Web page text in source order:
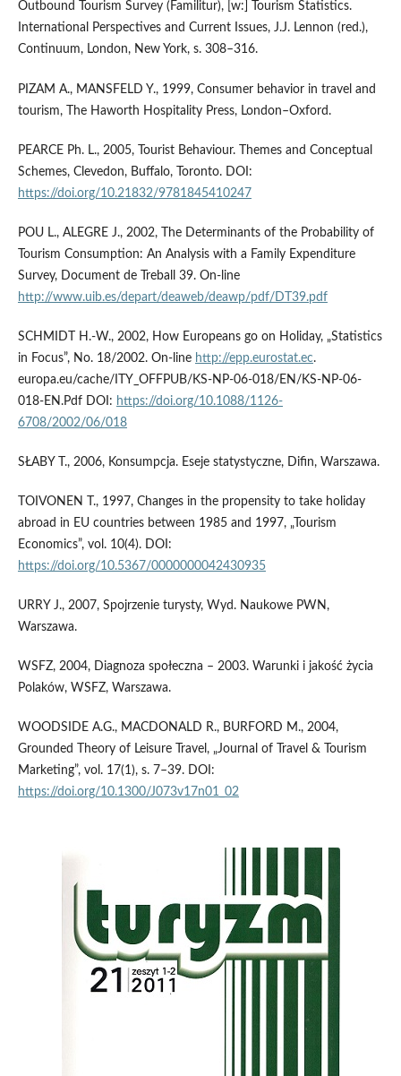
Outbound Tourism Survey (Familitur), [w:] Tourism Statistics.
International Perspectives and Current Issues, J.J. Lennon (red.),
Continuum, London, New York, s. 308–316.
PIZAM A., MANSFELD Y., 1999, Consumer behavior in travel and
tourism, The Haworth Hospitality Press, London–Oxford.
PEARCE Ph. L., 2005, Tourist Behaviour. Themes and Conceptual
Schemes, Clevedon, Buffalo, Toronto. DOI:
https://doi.org/10.21832/9781845410247
POU L., ALEGRE J., 2002, The Determinants of the Probability of
Tourism Consumption: An Analysis with a Family Expenditure
Survey, Document de Treball 39. On-line
http://www.uib.es/depart/deaweb/deawp/pdf/DT39.pdf
SCHMIDT H.-W., 2002, How Europeans go on Holiday, „Statistics
in Focus”, No. 18/2002. On-line http://epp.eurostat.ec.
europa.eu/cache/ITY_OFFPUB/KS-NP-06-018/EN/KS-NP-06-
018-EN.Pdf DOI: https://doi.org/10.1088/1126-
6708/2002/06/018
SŁABY T., 2006, Konsumpcja. Eseje statystyczne, Difin, Warszawa.
TOIVONEN T., 1997, Changes in the propensity to take holiday
abroad in EU countries between 1985 and 1997, „Tourism
Economics”, vol. 10(4). DOI:
https://doi.org/10.5367/0000000042430935
URRY J., 2007, Spojrzenie turysty, Wyd. Naukowe PWN,
Warszawa.
WSFZ, 2004, Diagnoza społeczna – 2003. Warunki i jakość życia
Polaków, WSFZ, Warszawa.
WOODSIDE A.G., MACDONALD R., BURFORD M., 2004,
Grounded Theory of Leisure Travel, „Journal of Travel & Tourism
Marketing”, vol. 17(1), s. 7–39. DOI:
https://doi.org/10.1300/J073v17n01_02